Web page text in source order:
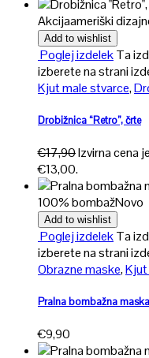
Akcijaameriški
Add to wishlist
Poglej izdelekTa
izberete na strani
Kjut male stvarce,
Drobižnica “Retro”, črte
€17,90Izvirna cena
€13,00.
100% bombažNovo
Add to wishlist
Poglej izdelekTa
izberete na strani
Obrazne maske,Kjut
Pralna bombažna
€9,90